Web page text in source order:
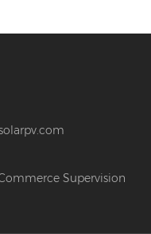
Supervision